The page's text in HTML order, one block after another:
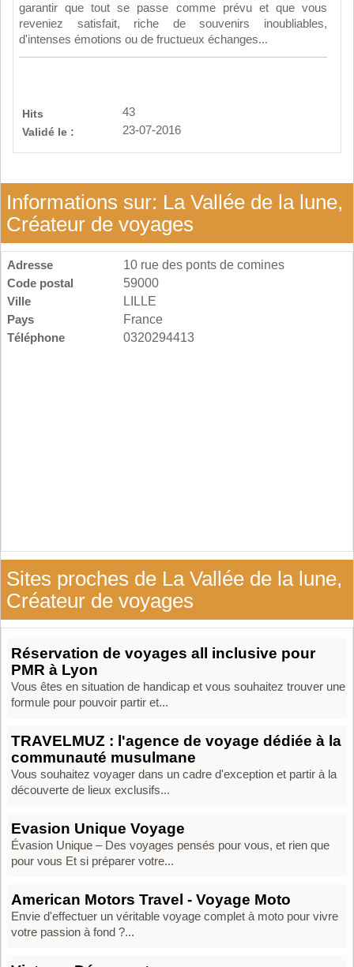
garantir que tout se passe comme prévu et que vous
reveniez satisfait, riche de souvenirs inoubliables,
d'intenses émotions ou de fructueux échanges...
Hits
43
Validé le :
23-07-2016
Informations sur: La Vallée de la lune,
Créateur de voyages
Adresse
10 rue des ponts de comines
Code postal
59000
Ville
LILLE
Pays
France
Téléphone
0320294413
Sites proches de La Vallée de la lune,
Créateur de voyages
Réservation de voyages all inclusive pour
PMR à Lyon
Vous êtes en situation de handicap et vous souhaitez trouver une
formule pour pouvoir partir et...
TRAVELMUZ : l'agence de voyage dédiée à la
communauté musulmane
Vous souhaitez voyager dans un cadre d'exception et partir à la
découverte de lieux exclusifs...
Evasion Unique Voyage
Évasion Unique – Des voyages pensés pour vous, et rien que
pour vous Et si préparer votre...
American Motors Travel - Voyage Moto
Envie d'effectuer un véritable voyage complet à moto pour vivre
votre passion à fond ?...